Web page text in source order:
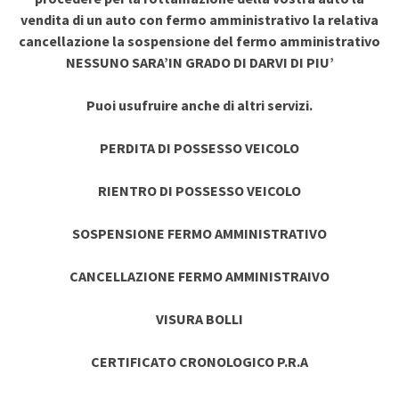
vendita di un auto con fermo amministrativo la relativa
cancellazione la sospensione del fermo amministrativo
NESSUNO SARA’IN GRADO DI DARVI DI PIU’
Puoi usufruire anche di altri servizi.
PERDITA DI POSSESSO VEICOLO
RIENTRO DI POSSESSO VEICOLO
SOSPENSIONE FERMO AMMINISTRATIVO
CANCELLAZIONE FERMO AMMINISTRAIVO
VISURA BOLLI
CERTIFICATO CRONOLOGICO P.R.A